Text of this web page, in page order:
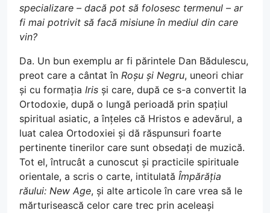
specializare – dacă pot să folosesc termenul – ar
fi mai potrivit să facă misiune în mediul din care
vin?
Da. Un bun exemplu ar fi părintele Dan Bădulescu,
preot care a cântat în Roșu și Negru, uneori chiar
și cu formația Iris și care, după ce s-a convertit la
Ortodoxie, după o lungă perioadă prin spațiul
spiritual asiatic, a înțeles că Hristos e adevărul, a
luat calea Ortodoxiei și dă răspunsuri foarte
pertinente tinerilor care sunt obsedați de muzică.
Tot el, întrucât a cunoscut și practicile spirituale
orientale, a scris o carte, intitulată Împărăția
răului: New Age, și alte articole în care vrea să le
mărturisească celor care trec prin aceleași